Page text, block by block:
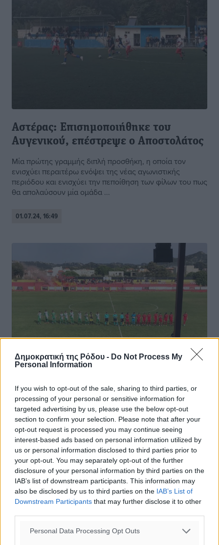
Δημοκρατική της Ρόδου - Do Not Process My
Personal Information
If you wish to opt-out of the sale, sharing to third parties, or
processing of your personal or sensitive information for
targeted advertising by us, please use the below opt-out
section to confirm your selection. Please note that after your
opt-out request is processed you may continue seeing
interest-based ads based on personal information utilized by
us or personal information disclosed to third parties prior to
your opt-out. You may separately opt-out of the further
disclosure of your personal information by third parties on the
IAB’s list of downstream participants. This information may
also be disclosed by us to third parties on the IAB’s List of
Downstream Participants that may further disclose it to other
Personal Data Processing Opt Outs
Αστέρας: Επισημοποιήθηκε του
Αυγενικού, επέστρεψε ο Αποστολάτος
Μία πρώτης γραμμής διπλή προσθήκη, η οποία τον
ενισχύει περαιτέρω ενόψει της νέας αγωνιστικής
περιόδου και ενισχύει την πεποίθηση των φίλων του πως
θα απολαύσουν μία ομάδα ...
01.07.24, 16:49
Ιάλυσος : Σήκωσαν τα μανίκια,
ανανέωσαν με τρεις
Παρότι δεν έχουν προχωρήσει ακόμα στην
οριστικοποίηση της σύνθεσης του διοικητικού του νέου
διοικητικού σχήματος του συλλόγου, κάτι που
αναμένεται να γίνει εντός της τρέχουσας ...
01.07.24, 16:47